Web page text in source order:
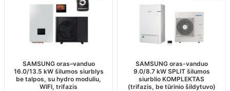
SAMSUNG oras–vanduo
16.0/13.5 kW šilumos siurblys
be talpos, su hydro moduliu,
WIFI, trifazis
SAMSUNG oras-vanduo
9.0/8.7 kW SPLIT šilumos
siurblio KOMPLEKTAS
(trifazis, be tūrinio šildytuvo)